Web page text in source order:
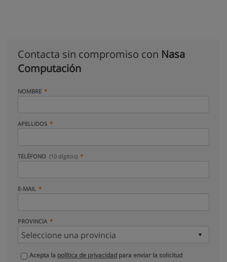
Contacta sin compromiso con Nasa
Computación
NOMBRE
APELLIDOS
TELÉFONO (10 dígitos)
E-MAIL
PROVINCIA
Acepta la política de privacidad para enviar la solicitud